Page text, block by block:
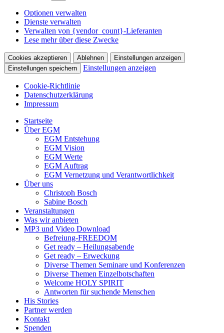
Optionen verwalten
Dienste verwalten
Verwalten von {vendor_count}-Lieferanten
Lese mehr über diese Zwecke
Cookies akzeptieren Ablehnen
Einstellungen anzeigen
Einstellungen speichern
Einstellungen anzeigen
Cookie-Richtlinie
Datenschutzerklärung
Impressum
Startseite
Über EGM
EGM Entstehung
EGM Vision
EGM Werte
EGM Auftrag
EGM Vernetzung und Verantwortlichkeit
Über uns
Christoph Bosch
Sabine Bosch
Veranstaltungen
Was wir anbieten
MP3 und Video Download
Befreiung-FREEDOM
Get ready – Heilungsabende
Get ready – Erweckung
Diverse Themen Seminare und Konferenzen
Diverse Themen Einzelbotschaften
Welcome HOLY SPIRIT
Antworten für suchende Menschen
His Stories
Partner werden
Kontakt
Spenden